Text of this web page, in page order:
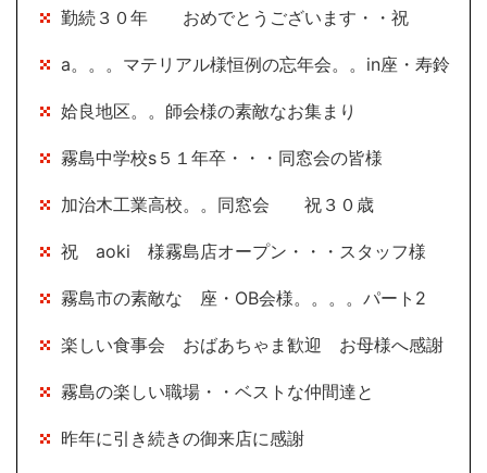
勤続３０年 おめでとうございます・・祝
a。。。マテリアル様恒例の忘年会。。in座・寿鈴
姶良地区。。師会様の素敵なお集まり
霧島中学校s５１年卒・・・同窓会の皆様
加治木工業高校。。同窓会 祝３０歳
祝 aoki 様霧島店オープン・・・スタッフ様
霧島市の素敵な 座・OB会様。。。。パート2
楽しい食事会 おばあちゃま歓迎 お母様へ感謝
霧島の楽しい職場・・ベストな仲間達と
昨年に引き続きの御来店に感謝